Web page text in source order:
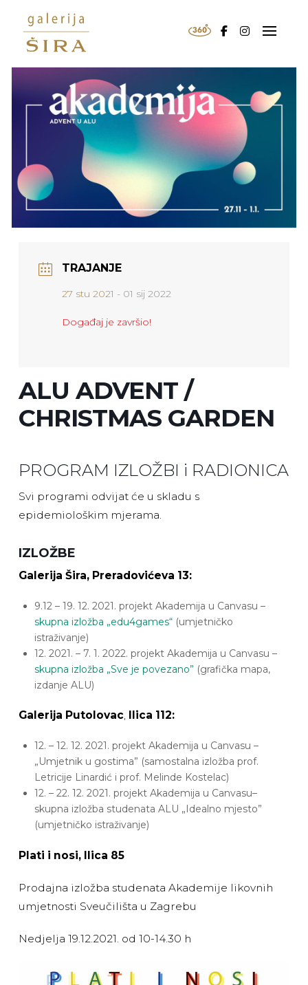
TRAJANJE
27 stu 2021 - 01 sij 2022
Događaj je završio!
ALU ADVENT /
CHRISTMAS GARDEN
PROGRAM IZLOŽBI i RADIONICA
Svi programi odvijat će u skladu s
epidemiološkim mjerama.
IZLOŽBE
Galerija Šira, Preradovićeva 13:
9.12 – 19. 12. 2021. projekt Akademija u Canvasu –
skupna izložba „edu4games“ (umjetničko
istraživanje)
12. 2021. – 7. 1. 2022. projekt Akademija u Canvasu –
skupna izložba „Sve je povezano” (grafička mapa,
izdanje ALU)
Galerija Putolovac, Ilica 112:
12. – 12. 12. 2021. projekt Akademija u Canvasu –
„Umjetnik u gostima” (samostalna izložba prof.
Letricije Linardić i prof. Melinde Kostelac)
12. – 22. 12. 2021. projekt Akademija u Canvasu–
skupna izložba studenata ALU „Idealno mjesto”
(umjetničko istraživanje)
Plati i nosi, Ilica 85
Prodajna izložba studenata Akademije likovnih
umjetnosti Sveučilišta u Zagrebu
Nedjelja 19.12.2021. od 10-14.30 h